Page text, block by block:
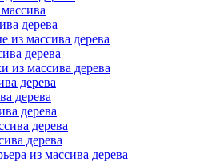
дерева
из массива дерева
дерева
из массива дерева
дерева
дерева
дерева
дерева
дерева
из массива дерева